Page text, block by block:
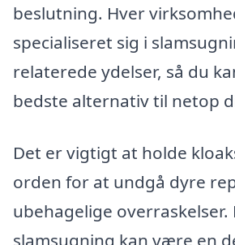
beslutning. Hver
specialiseret sig i
relaterede ydelser, så du
bedste alternativ til netop
Det er vigtigt at holde
orden for at undgå dyre
ubehagelige overraskelser.
slamsugning kan være en